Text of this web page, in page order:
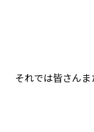
それでは皆さんま